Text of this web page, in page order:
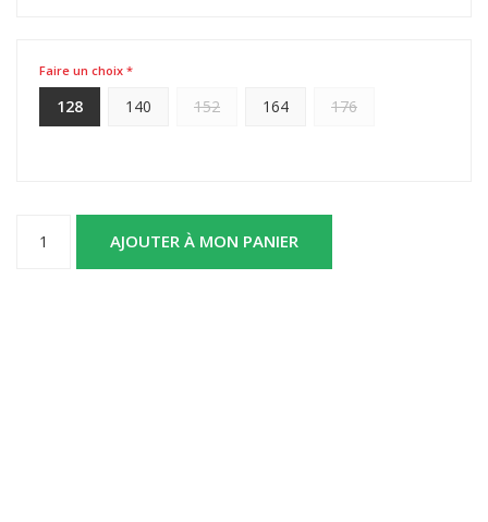
Faire un choix *
128 140 152 164 176
AJOUTER À MON PANIER